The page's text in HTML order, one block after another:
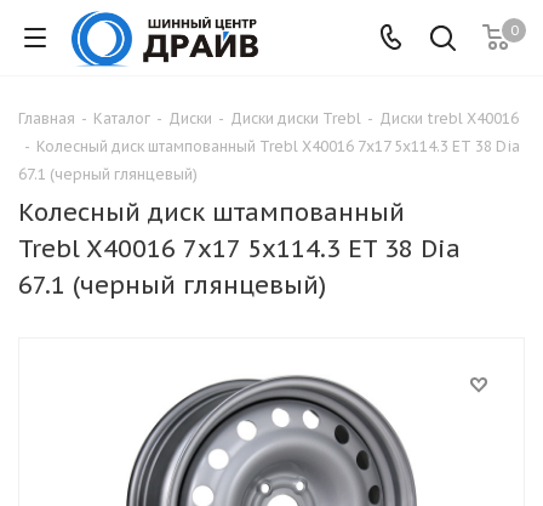
0
Главная - Каталог - Диски - Диски диски Trebl - Диски trebl X40016
- Колесный диск штампованный Trebl X40016 7x17 5x114.3 ET 38 Dia
67.1 (черный глянцевый)
Колесный диск штампованный
Trebl X40016 7x17 5x114.3 ET 38 Dia
67.1 (черный глянцевый)